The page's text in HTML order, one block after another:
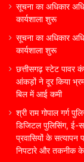
सूचना का अधिकार
कार्यशाला शुरू
सूचना का अधिकार
कार्यशाला शुरू
छत्तीसगढ़ स्टेट पावर
आंकड़ों ने दूर किया
बिल में आई कमी
श्री राम गोपाल गर्ग
डिजिटल पुलिसिंग, ई-
प्रवासियों के सत्यापन
निपटारे और तकनीक